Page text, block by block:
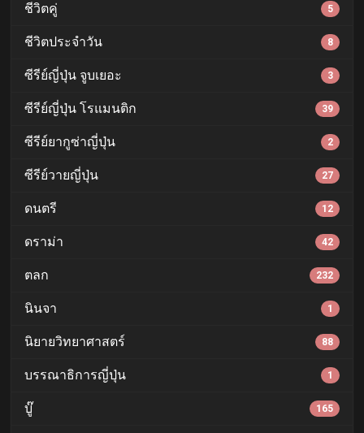
ชีวิตคู่ 5
ชีวิตประจำวัน 8
ซีรีย์ญี่ปุ่น จูบเยอะ 3
ซีรีย์ญี่ปุ่น โรแมนติก 39
ซีรีย์ยากูซ่าญี่ปุ่น 2
ซีรีย์วายญี่ปุ่น 27
ดนตรี 12
ดราม่า 42
ตลก 232
นินจา 1
นิยายวิทยาศาสตร์ 88
บรรณาธิการญี่ปุ่น 1
บู๊ 165